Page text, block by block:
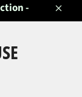
-
Close